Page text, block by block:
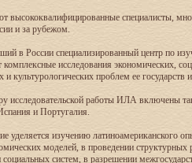
высококвалифицированные специалисты,
и за рубежом.
в России специализированный центр по
исследования экономических,
культурологических проблем ее государств
исследовательской работы ИЛА включены
и Португалия.
уделяется изучению латиноамериканского
моделей, в проведении
социальных систем, в разрешении